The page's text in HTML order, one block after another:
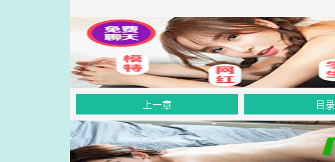
上一章 目录